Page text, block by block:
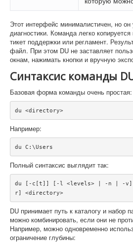
Этот интерфейс минималистичен, но
диагностики. Команда легко
тикет поддержки или регламент.
файл. При этом DU не заставляет
окнам, нажимать кнопки и вручную
Синтаксис команды
Базовая форма команды очень простая:
du <directory>
Например:
du C:\Users
Полный синтаксис выглядит так:
du [-c[t]] [-l <levels> | -n | -v]
r] <directory>
DU принимает путь к каталогу и набор
можно комбинировать, если они не
Например, можно одновременно
ограничение глубины: